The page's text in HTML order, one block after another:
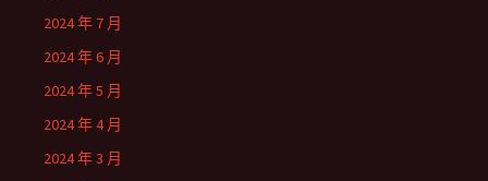
2024 年 7 月
2024 年 6 月
2024 年 5 月
2024 年 4 月
2024 年 3 月